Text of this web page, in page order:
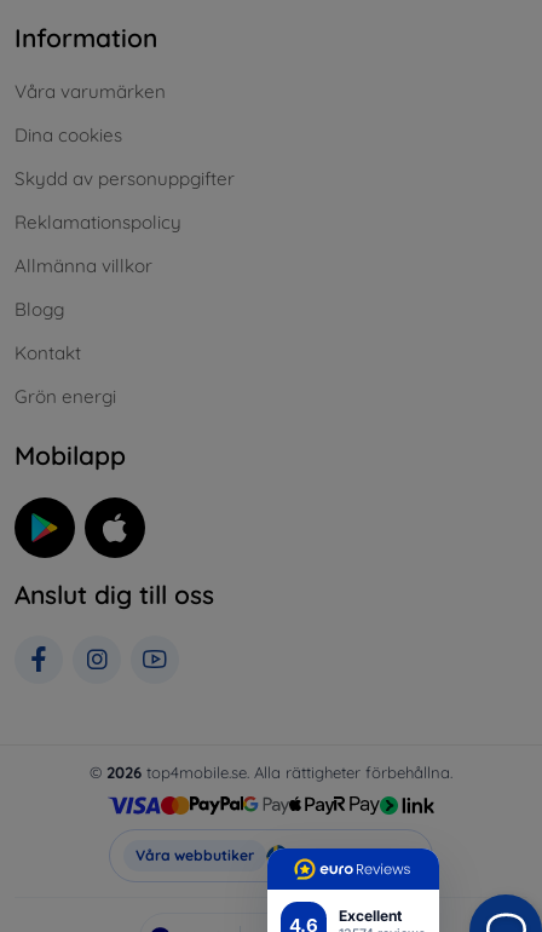
4.6 Excellent
Information
Våra varumärken
Dina cookies
Skydd av personuppgifter
Reklamationspolicy
Allmänna villkor
Blogg
Kontakt
Grön energi
Mobilapp
Anslut dig till oss
© 2026 top4mobile.se. Alla rättigheter förbehållna.
Våra webbutiker Top4Mobile.se